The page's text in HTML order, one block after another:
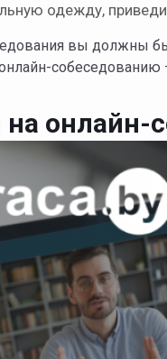
одежду,
вы должны
на онлайн-